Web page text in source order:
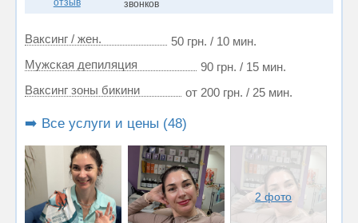
отзыв
звонков
Ваксинг / жен.
50 грн. / 10 мин.
Мужская депиляция
90 грн. / 15 мин.
Ваксинг зоны бикини
от 200 грн. / 25 мин.
➡️ Все услуги и цены (48)
2 фото